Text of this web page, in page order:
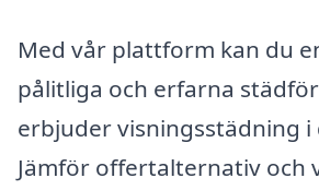
Med vår plattform kan du
pålitliga och erfarna
erbjuder visningsstädning
Jämför offertalternativ och